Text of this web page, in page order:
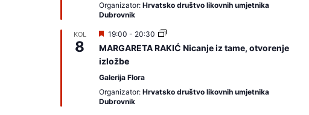
o
Organizator: Hrvatsko društvo likovnih umjetnika
Dubrovnik
KOL
8
I
z
d
v
j
a
m
19:00 - 20:30
MARGARETA RAKIĆ Nicanje iz tame, otvorenje
izložbe
Galerija Flora
Organizator: Hrvatsko društvo likovnih umjetnika
Dubrovnik